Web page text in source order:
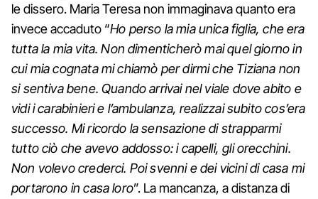
le dissero. Maria Teresa non immaginava quanto era
invece accaduto “Ho perso la mia unica figlia, che era
tutta la mia vita. Non dimenticherò mai quel giorno in
cui mia cognata mi chiamò per dirmi che Tiziana non
si sentiva bene. Quando arrivai nel viale dove abito e
vidi i carabinieri e l’ambulanza, realizzai subito cos’era
successo. Mi ricordo la sensazione di strapparmi
tutto ciò che avevo addosso: i capelli, gli orecchini.
Non volevo crederci. Poi svenni e dei vicini di casa mi
portarono in casa loro”. La mancanza, a distanza di